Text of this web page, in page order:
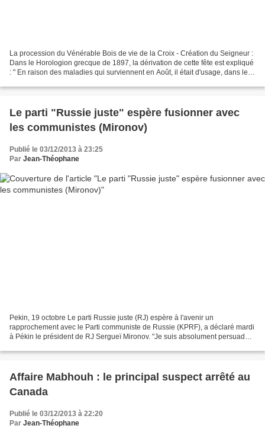
La procession du Vénérable Bois de vie de la Croix - Création du Seigneur :
Dans le Horologion grecque de 1897, la dérivation de cette fête est expliqué
: " En raison des maladies qui surviennent en Août, il était d'usage, dans les
Le parti "Russie juste" espère fusionner avec
les communistes (Mironov)
Publié le 03/12/2013 à 23:25
Par Jean-Théophane
Pekin, 19 octobre Le parti Russie juste (RJ) espère à l'avenir un
rapprochement avec le Parti communiste de Russie (KPRF), a déclaré mardi
à Pékin le président de RJ Sergueï Mironov. "Je suis absolument persuadé
Affaire Mabhouh : le principal suspect arrêté au
Canada
Publié le 03/12/2013 à 22:20
Par Jean-Théophane